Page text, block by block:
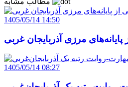
1405/05/14 14:50
1405/05/14 08:27